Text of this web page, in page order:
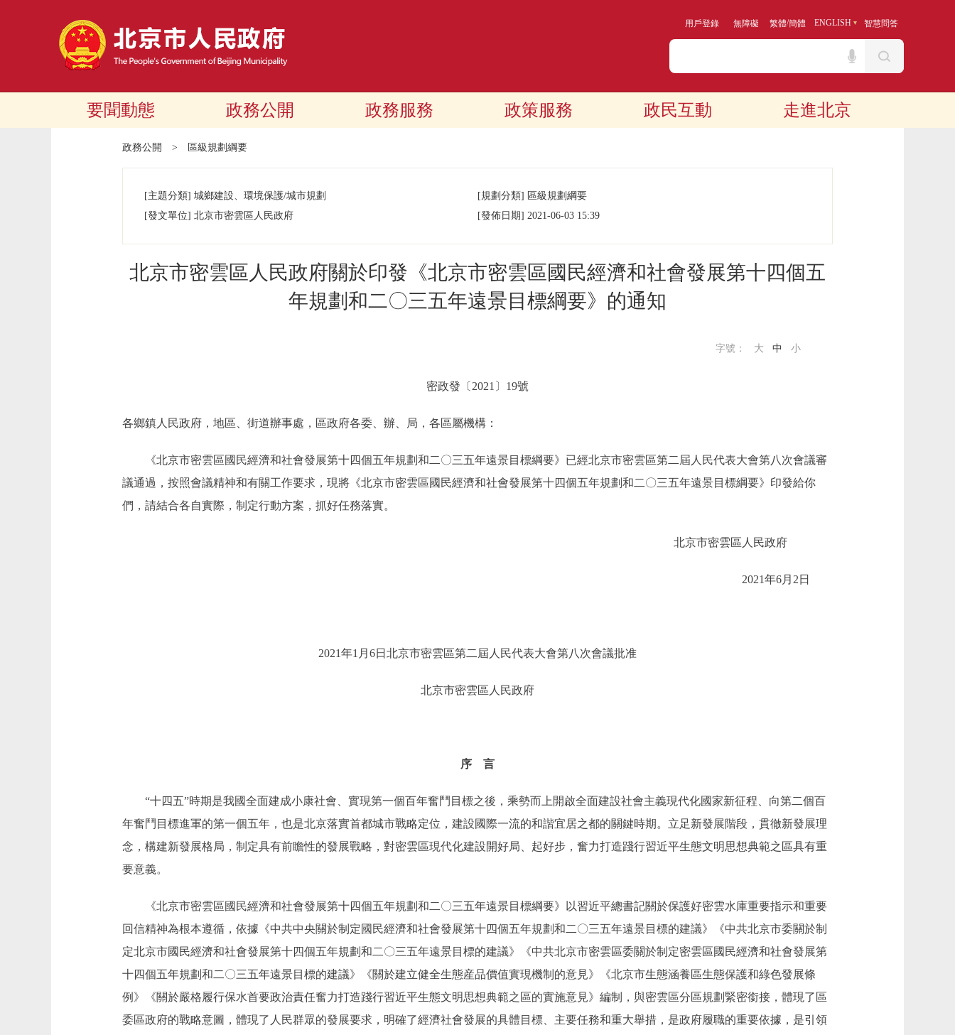
用戶登錄 無障礙 繁體/簡體 ENGLISH 智慧問答
要聞動態 政務公開 政務服務 政策服務 政民互動 走進北京
政務公開 > 區級規劃綱要
[主題分類] 城鄉建設、環境保護/城市規劃 [規劃分類] 區級規劃綱要
[發文單位] 北京市密雲區人民政府 [發佈日期] 2021-06-03 15:39
北京市密雲區人民政府關於印發《北京市密雲區國民經濟和社會發展第十四個五
年規劃和二〇三五年遠景目標綱要》的通知
字號： 大 中 小
密政發〔2021〕19號
各鄉鎮人民政府，地區、街道辦事處，區政府各委、辦、局，各區屬機構：
《北京市密雲區國民經濟和社會發展第十四個五年規劃和二〇三五年遠景目標綱要》已經北京市密雲區第二屆人民代表大會第八次會議審
議通過，按照會議精神和有關工作要求，現將《北京市密雲區國民經濟和社會發展第十四個五年規劃和二〇三五年遠景目標綱要》印發給你
們，請結合各自實際，制定行動方案，抓好任務落實。
北京市密雲區人民政府
2021年6月2日
2021年1月6日北京市密雲區第二屆人民代表大會第八次會議批准
北京市密雲區人民政府
序 言
“十四五”時期是我國全面建成小康社會、實現第一個百年奮鬥目標之後，乘勢而上開啟全面建設社會主義現代化國家新征程、向第二個百
年奮鬥目標進軍的第一個五年，也是北京落實首都城市戰略定位，建設國際一流的和諧宜居之都的關鍵時期。立足新發展階段，貫徹新發展理
念，構建新發展格局，制定具有前瞻性的發展戰略，對密雲區現代化建設開好局、起好步，奮力打造踐行習近平生態文明思想典範之區具有重
要意義。
《北京市密雲區國民經濟和社會發展第十四個五年規劃和二〇三五年遠景目標綱要》以習近平總書記關於保護好密雲水庫重要指示和重要
回信精神為根本遵循，依據《中共中央關於制定國民經濟和社會發展第十四個五年規劃和二〇三五年遠景目標的建議》《中共北京市委關於制
定北京市國民經濟和社會發展第十四個五年規劃和二〇三五年遠景目標的建議》《中共北京市密雲區委關於制定密雲區國民經濟和社會發展第
十四個五年規劃和二〇三五年遠景目標的建議》《關於建立健全生態産品價值實現機制的意見》《北京市生態涵養區生態保護和綠色發展條
例》《關於嚴格履行保水首要政治責任奮力打造踐行習近平生態文明思想典範之區的實施意見》編制，與密雲區分區規劃緊密銜接，體現了區
委區政府的戰略意圖，體現了人民群眾的發展要求，明確了經濟社會發展的具體目標、主要任務和重大舉措，是政府履職的重要依據，是引領